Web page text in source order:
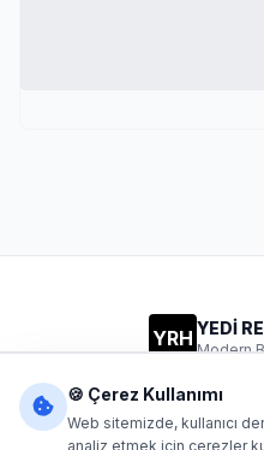
YRH YEDİ
Modern
🍪 Çerez Kullanımı
Web sitemizde, kullanıcı
analiz etmek için çerezler